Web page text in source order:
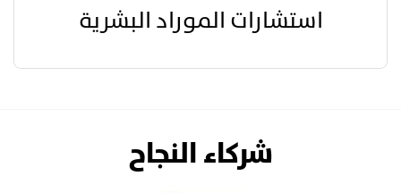
استشارات الموراد البشرية
شركاء النجاح